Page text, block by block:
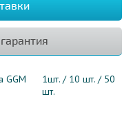
GGM
1шт. / 10 шт. / 50
шт.